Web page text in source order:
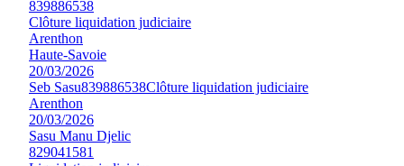
839886538
Clôture liquidation judiciaire
Arenthon
Haute-Savoie
20/03/2026
Seb Sasu839886538Clôture liquidation judiciaire
Arenthon
20/03/2026
Sasu Manu Djelic
829041581